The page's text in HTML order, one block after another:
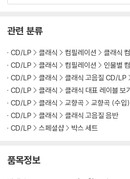
관련 분류
CD/LP 클래식 컴필레이션
클래식
CD/LP
클래식 컴필레이션
인물별
CD/LP
클래식 클래식 고음질 CD/LP
CD/LP
클래식 클래식 대표 레이블 보기
CD/LP
클래식 교향곡
교향곡 (수입)
CD/LP
클래식
클래식 고음질 음반
CD/LP
스페셜샵 박스 세트
품목정보